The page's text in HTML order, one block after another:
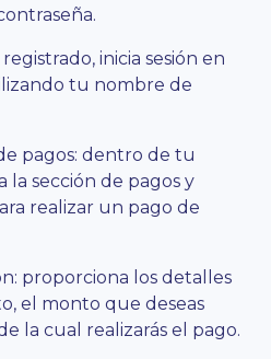
inicia sesión en
tu nombre de
pagos: dentro de tu
la sección de pagos y
realizar un pago de
proporciona los detalles
el monto que deseas
la cual realizarás el pago.